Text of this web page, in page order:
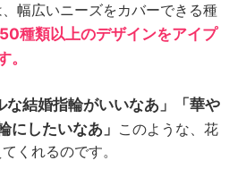
幅広いニーズをカバーできる種
種類以上のデザインをアイプ
。
な結婚指輪がいいなあ」「華や
にしたいなあ」 このような、花
くれるのです。